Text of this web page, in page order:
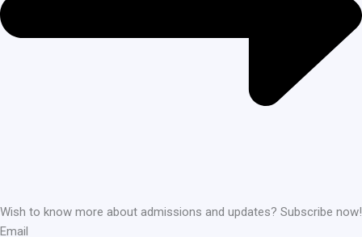
Wish to know more about admissions and updates? Subscribe now!
Email